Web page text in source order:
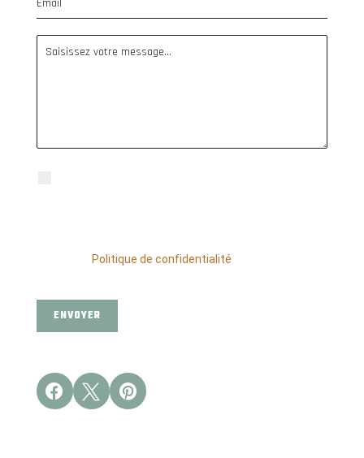
Politique de confidentialité
ENVOYER
  